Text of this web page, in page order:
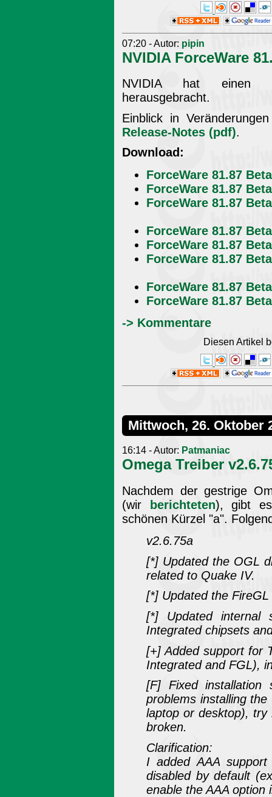
07:20 - Autor: pipin
NVIDIA ForceWare
NVIDIA hat einen
herausgebracht.
Einblick in
Release-Notes (pdf).
Download:
ForceWare 81.87
ForceWare 81.87
ForceWare 81.87
ForceWare 81.87
ForceWare 81.87
ForceWare 81.87
ForceWare 81.87
ForceWare 81.87
-> Kommentare
Diesen Artikel
Mittwoch, 26. Oktober
16:14 - Autor: Patmaniac
Omega Treiber
Nachdem der gestrige
(wir berichteten), gibt
schönen Kürzel "a".
v2.6.75a
[*] Updated the OGL
related to Quake IV.
[*] Updated the
[*] Updated internal
Integrated chipsets
[+] Added support for
Integrated and FGL),
[F] Fixed
problems installing
laptop or desktop),
broken.
Clarification:
I added AAA
disabled by default
enable the AAA option